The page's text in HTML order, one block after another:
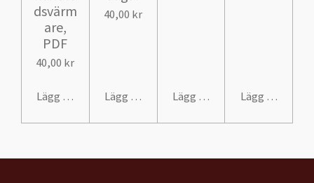
dsvärm
are,
PDF
40,00 kr
Lägg till i varukorg
40,00 kr
Lägg till i varukorgLägg till i varukorgLägg till i